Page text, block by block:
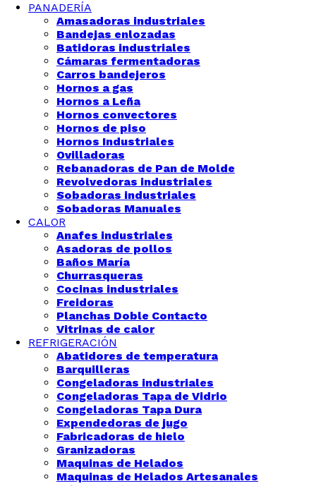
PANADERÍA
Amasadoras industriales
Bandejas enlozadas
Batidoras industriales
Cámaras fermentadoras
Carros bandejeros
Hornos a gas
Hornos a Leña
Hornos convectores
Hornos de piso
Hornos Industriales
Ovilladoras
Rebanadoras de Pan de Molde
Revolvedoras industriales
Sobadoras industriales
Sobadoras Manuales
CALOR
Anafes industriales
Asadoras de pollos
Baños María
Churrasqueras
Cocinas industriales
Freidoras
Planchas Doble Contacto
Vitrinas de calor
REFRIGERACIÓN
Abatidores de temperatura
Barquilleras
Congeladoras industriales
Congeladoras Tapa de Vidrio
Congeladoras Tapa Dura
Expendedoras de jugo
Fabricadoras de hielo
Granizadoras
Maquinas de Helados
Maquinas de Helados Artesanales